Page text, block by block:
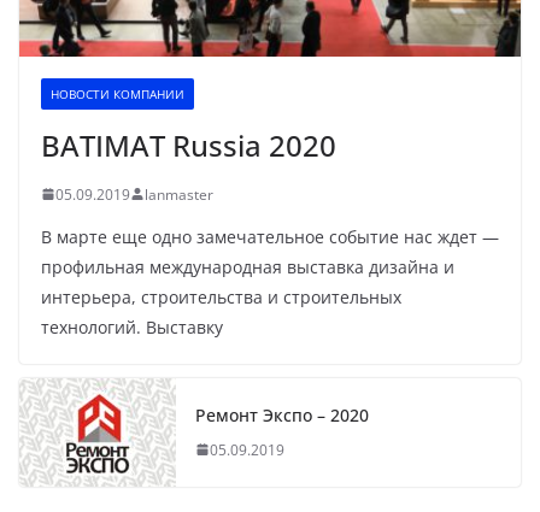
НОВОСТИ КОМПАНИИ
BATIMAT Russia 2020
05.09.2019 lanmaster
В марте еще одно замечательное событие нас ждет —
профильная международная выставка дизайна и
интерьера, строительства и строительных
технологий. Выставку
Ремонт Экспо – 2020
05.09.2019